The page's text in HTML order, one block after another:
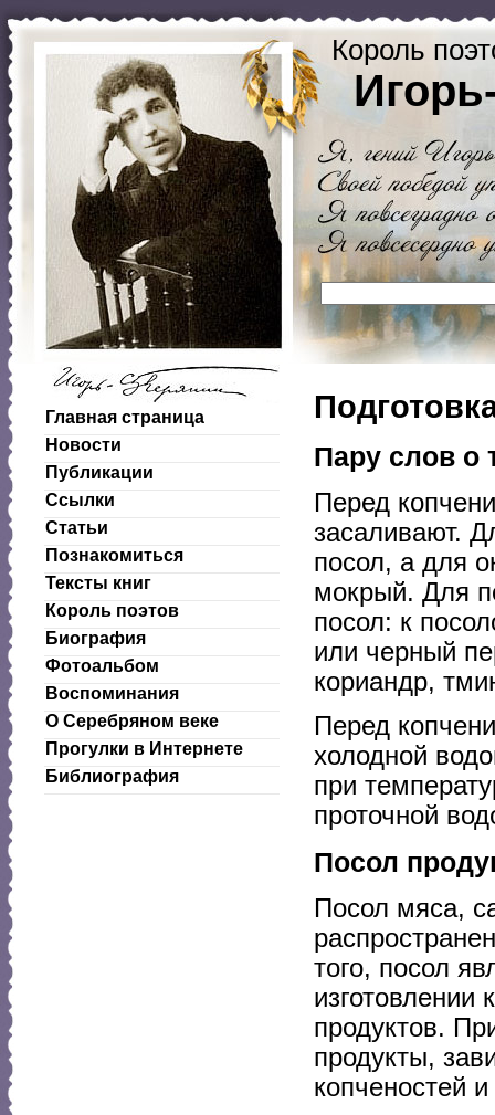
Король
Главная страница
Новости
Публикации
Ссылки
Статьи
Познакомиться
Тексты книг
Король поэтов
Биография
Фотоальбом
Воспоминания
О Серебряном веке
Прогулки в Интернете
Библиография
Пару слов о
Перед
засаливают.
посол, а для
мокрый. Для
посол: к
или черный
кориандр,
Перед
холодной
при
проточной
Посол
Посол мяса,
того, посол
изготовлении
продуктов.
продукты,
копченостей